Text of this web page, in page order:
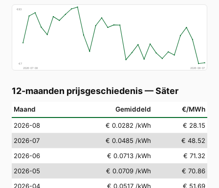
€83
€7
2026-07-08
2026-08-07
12-maanden prijsgeschiedenis—Säter
Maand Gemiddeld €/MWh
2026-08 € 0.0282 /kWh
€ 28.15
2026-07
€ 0.0485 /kWh
€ 48.52
2026-06
€ 0.0713 /kWh
€ 71.32
2026-05
€ 0.0709 /kWh
€ 70.86
2026-04
€ 0.0517 /kWh
€ 51.69